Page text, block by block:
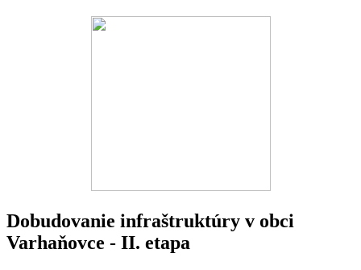
Dobudovanie infraštruktúry v obci
Varhaňovce - II. etapa